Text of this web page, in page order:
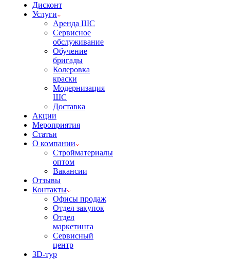
Дисконт
Услуги
Аренда ШС
Сервисное
обслуживание
Обучение
бригады
Колеровка
краски
Модернизация
ШС
Доставка
Акции
Мероприятия
Статьи
О компании
Стройматериалы
оптом
Вакансии
Отзывы
Контакты
Офисы продаж
Отдел закупок
Отдел
маркетинга
Сервисный
центр
3D-тур